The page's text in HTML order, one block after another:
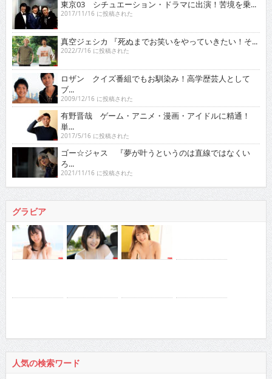
ロザン クイズ番組でもお馴染み！高学歴芸人として
ブ...
有野晋哉 ゲーム・アニメ・漫画・アイドルに精通！
単...
ゴー☆ジャス 『夢が叶うというのは直線ではなくい
ろ...
2021/11/16 に投稿された
グラビア
真田まこと
netflix